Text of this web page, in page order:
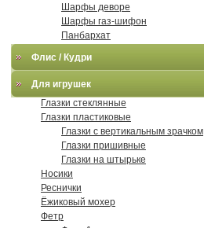
Шарфы деворе
Шарфы газ-шифон
Панбархат
Флис / Кудри
Для игрушек
Глазки стеклянные
Глазки пластиковые
Глазки с вертикальным зрачком
Глазки пришивные
Глазки на штырьке
Носики
Реснички
Ёжиковый мохер
Фетр